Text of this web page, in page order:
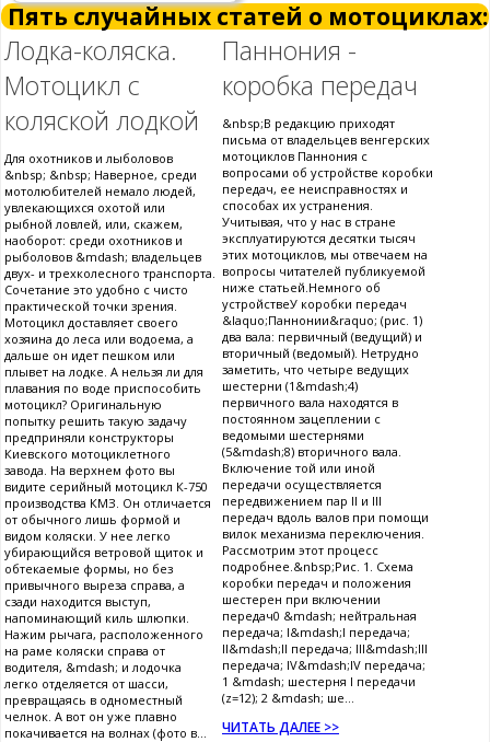
Пять случайных статей о мотоциклах:
Лодка-коляска.
Мотоцикл с
коляской лодкой
Для охотников и лыболовов
&nbsp; &nbsp; Наверное, среди
мотолюбителей немало людей,
увлекающихся охотой или
рыбной ловлей, или, скажем,
наоборот: среди охотников и
рыболовов &mdash; владельцев
двух- и трехколесного транспорта.
Сочетание это удобно с чисто
практической точки зрения.
Мотоцикл доставляет своего
хозяина до леса или водоема, а
дальше он идет пешком или
плывет на лодке. А нельзя ли для
плавания по воде приспособить
мотоцикл? Оригинальную
попытку решить такую задачу
предприняли конструкторы
Киевского мотоциклетного
завода. На верхнем фото вы
видите серийный мотоцикл К-750
производства КМЗ. Он отличается
от обычного лишь формой и
видом коляски. У нее легко
убирающийся ветровой щиток и
обтекаемые формы, но без
привычного выреза справа, а
сзади находится выступ,
напоминающий киль шлюпки.
Нажим рычага, расположенного
на раме коляски справа от
водителя, &mdash; и лодочка
легко отделяется от шасси,
превращаясь в одноместный
челнок. А вот он уже плавно
покачивается на волнах (фото в...
Паннония -
коробка передач
&nbsp;В редакцию приходят
письма от владельцев венгерских
мотоциклов Паннония с
вопросами об устройстве коробки
передач, ее неисправностях и
способах их устранения.
Учитывая, что у нас в стране
эксплуатируются десятки тысяч
этих мотоциклов, мы отвечаем на
вопросы читателей публикуемой
ниже статьей.Немного об
устройствеУ коробки передач
&laquo;Паннонии&raquo; (рис. 1)
два вала: первичный (ведущий) и
вторичный (ведомый). Нетрудно
заметить, что четыре ведущих
шестерни (1&mdash;4)
первичного вала находятся в
постоянном зацеплении с
ведомыми шестернями
(5&mdash;8) вторичного вала.
Включение той или иной
передачи осуществляется
передвижением пар II и III
передач вдоль валов при помощи
вилок механизма переключения.
Рассмотрим этот процесс
подробнее.&nbsp;Рис. 1. Схема
коробки передач и положения
шестерен при включении
передач0 &mdash; нейтральная
передача; I&mdash;I передача;
II&mdash;II передача; III&mdash;III
передача; IV&mdash;IV передача;
1 &mdash; шестерня I передачи
(z=12); 2 &mdash; ше...
ЧИТАТЬ ДАЛЕЕ >>